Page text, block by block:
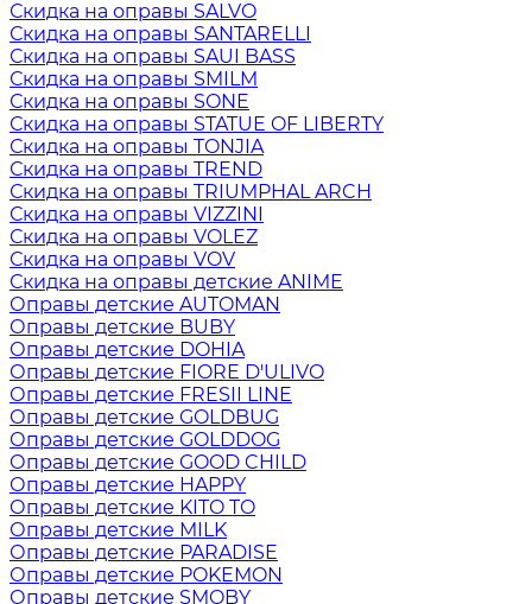
Скидка на оправы SALVO
Скидка на оправы SANTARELLI
Скидка на оправы SAUI BASS
Скидка на оправы SMILM
Скидка на оправы SONE
Скидка на оправы STATUE OF LIBERTY
Скидка на оправы TONJIA
Скидка на оправы TREND
Скидка на оправы TRIUMPHAL ARCH
Скидка на оправы VIZZINI
Скидка на оправы VOLEZ
Скидка на оправы VOV
Скидка на оправы детские ANIME
Оправы детские AUTOMAN
Оправы детские BUBY
Оправы детские DOHIA
Оправы детские FIORE D'ULIVO
Оправы детские FRESII LINE
Оправы детские GOLDBUG
Оправы детские GOLDDOG
Оправы детские GOOD CHILD
Оправы детские HAPPY
Оправы детские KITO TO
Оправы детские MILK
Оправы детские PARADISE
Оправы детские POKEMON
Оправы детские SMOBY